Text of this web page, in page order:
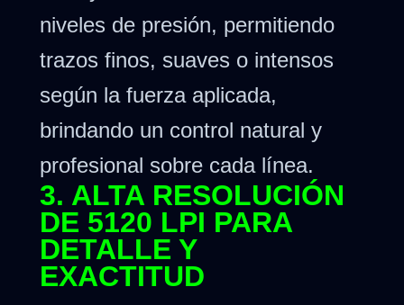
niveles de presión, permitiendo
trazos finos, suaves o intensos
según la fuerza aplicada,
brindando un control natural y
profesional sobre cada línea.
3. ALTA RESOLUCIÓN
DE 5120 LPI PARA
DETALLE Y
EXACTITUD